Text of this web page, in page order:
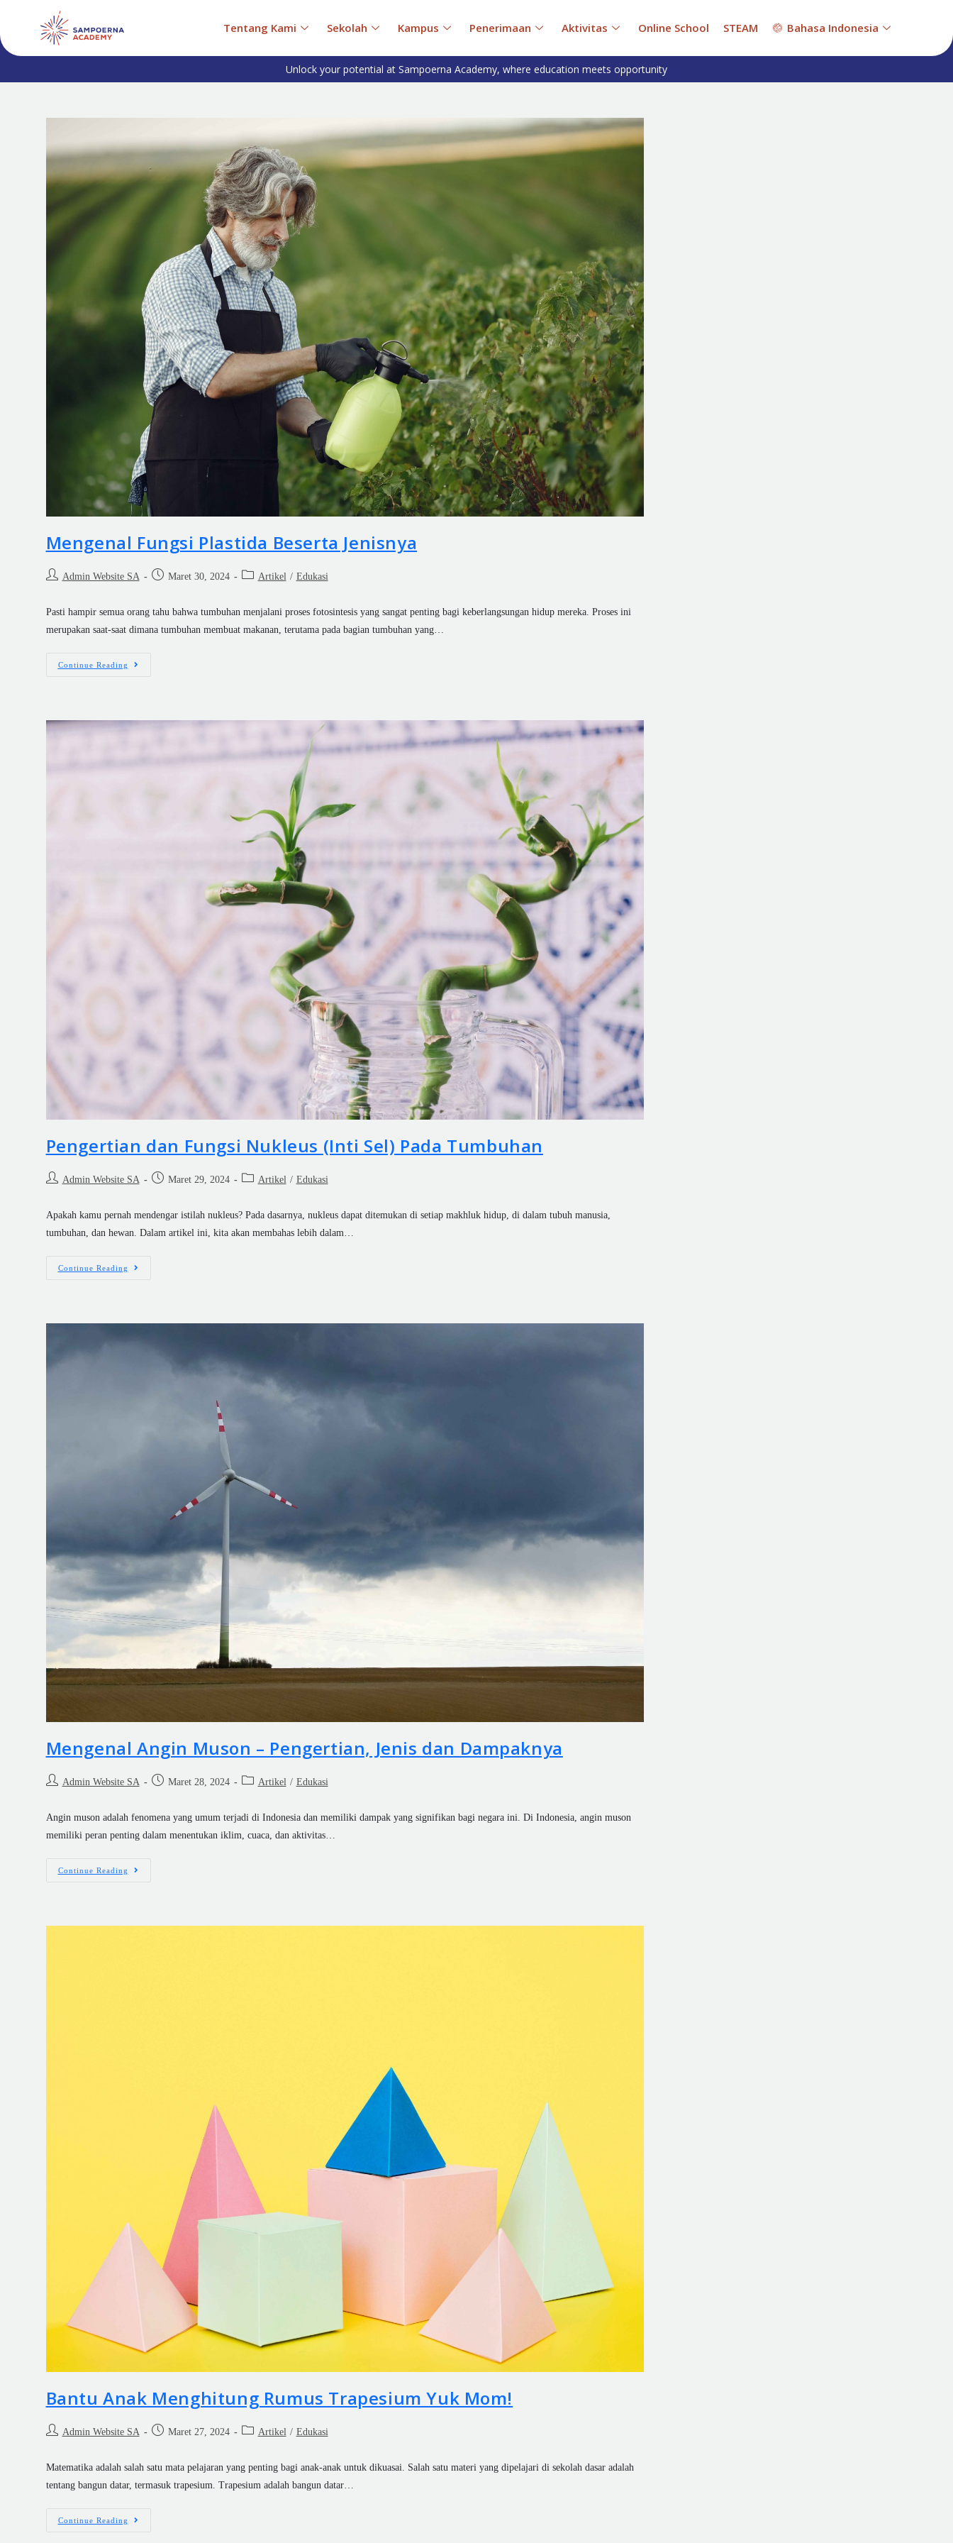
Tentang Kami Sekolah Kampus Penerimaan Aktivitas Online School STEAM Bahasa Indonesia
Unlock your potential at Sampoerna Academy, where education meets opportunity
Mengenal Fungsi Plastida Beserta Jenisnya
Admin Website SA Maret 30, 2024 Artikel / Edukasi
Pasti hampir semua orang tahu bahwa tumbuhan menjalani proses fotosintesis yang sangat penting bagi keberlangsungan hidup mereka. Proses ini
merupakan saat-saat dimana tumbuhan membuat makanan, terutama pada bagian tumbuhan yang…
Continue Reading
Pengertian dan Fungsi Nukleus (Inti Sel) Pada Tumbuhan
Admin Website SA Maret 29, 2024 Artikel / Edukasi
Apakah kamu pernah mendengar istilah nukleus? Pada dasarnya, nukleus dapat ditemukan di setiap makhluk hidup, di dalam tubuh manusia,
tumbuhan, dan hewan. Dalam artikel ini, kita akan membahas lebih dalam…
Continue Reading
Mengenal Angin Muson – Pengertian, Jenis dan Dampaknya
Admin Website SA Maret 28, 2024 Artikel / Edukasi
Angin muson adalah fenomena yang umum terjadi di Indonesia dan memiliki dampak yang signifikan bagi negara ini. Di Indonesia, angin muson
memiliki peran penting dalam menentukan iklim, cuaca, dan aktivitas…
Continue Reading
Bantu Anak Menghitung Rumus Trapesium Yuk Mom!
Admin Website SA Maret 27, 2024 Artikel / Edukasi
Matematika adalah salah satu mata pelajaran yang penting bagi anak-anak untuk dikuasai. Salah satu materi yang dipelajari di sekolah dasar adalah
tentang bangun datar, termasuk trapesium. Trapesium adalah bangun datar…
Continue Reading